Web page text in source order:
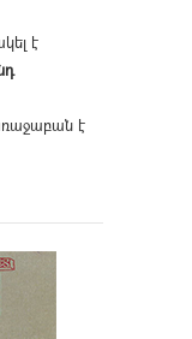
է
է